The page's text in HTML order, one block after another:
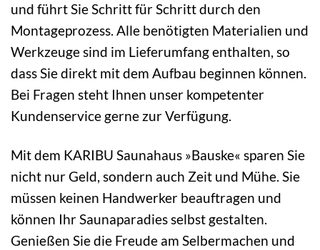
und führt Sie Schritt für Schritt durch den
Montageprozess. Alle benötigten Materialien und
Werkzeuge sind im Lieferumfang enthalten, so
dass Sie direkt mit dem Aufbau beginnen können.
Bei Fragen steht Ihnen unser kompetenter
Kundenservice gerne zur Verfügung.
Mit dem KARIBU Saunahaus »Bauske« sparen Sie
nicht nur Geld, sondern auch Zeit und Mühe. Sie
müssen keinen Handwerker beauftragen und
können Ihr Saunaparadies selbst gestalten.
Genießen Sie die Freude am Selbermachen und